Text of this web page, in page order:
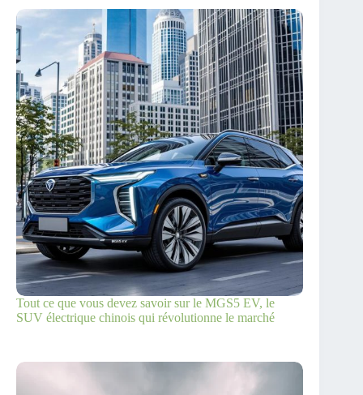
Tout ce que vous devez savoir sur le MGS5 EV, le
SUV électrique chinois qui révolutionne le marché